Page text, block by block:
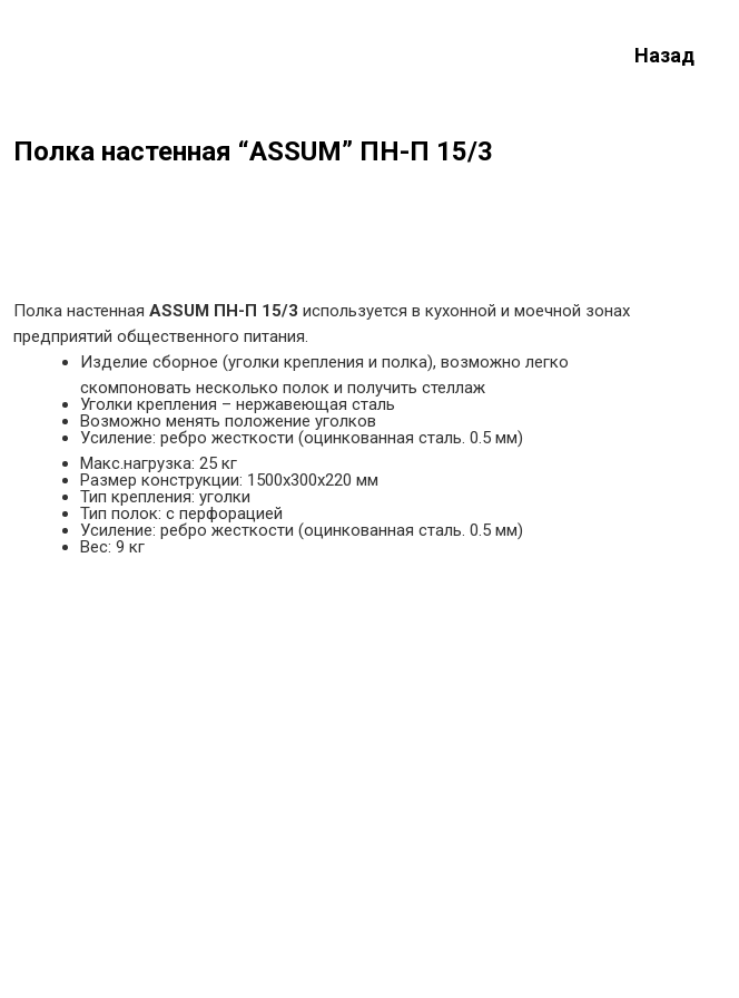
Назад
Полка настенная “ASSUM” ПН-П 15/3
Полка настенная ASSUM ПН-П 15/3 используется в кухонной и моечной зонах
предприятий общественного питания.
Изделие сборное (уголки крепления и полка), возможно легко
скомпоновать несколько полок и получить стеллаж
Уголки крепления – нержавеющая сталь
Возможно менять положение уголков
Усиление: ребро жесткости (оцинкованная сталь. 0.5 мм)
Макс.нагрузка: 25 кг
Размер конструкции: 1500х300х220 мм
Тип крепления: уголки
Тип полок: с перфорацией
Усиление: ребро жесткости (оцинкованная сталь. 0.5 мм)
Вес: 9 кг